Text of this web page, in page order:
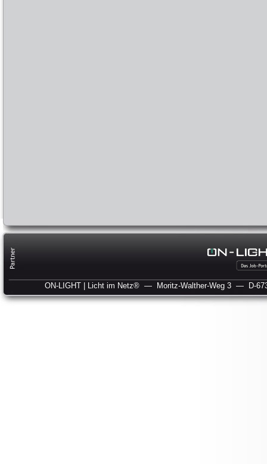
ON-LIGHT | Licht im Netz® — Moritz-Walther-Weg 3 — D-